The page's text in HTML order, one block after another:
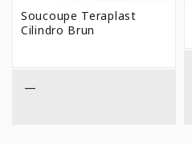
Soucoupe Teraplast
Cilindro Brun
—